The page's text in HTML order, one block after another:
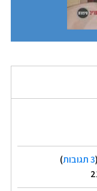
(3 תגובות
)